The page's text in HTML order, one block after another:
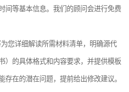
间等基本信息。我们的顾问会进行免费
您详细解读所需材料清单，明确源代
）的具体格式和内容要求，并提供模板
存在的潜在问题，提前给出修改建议。